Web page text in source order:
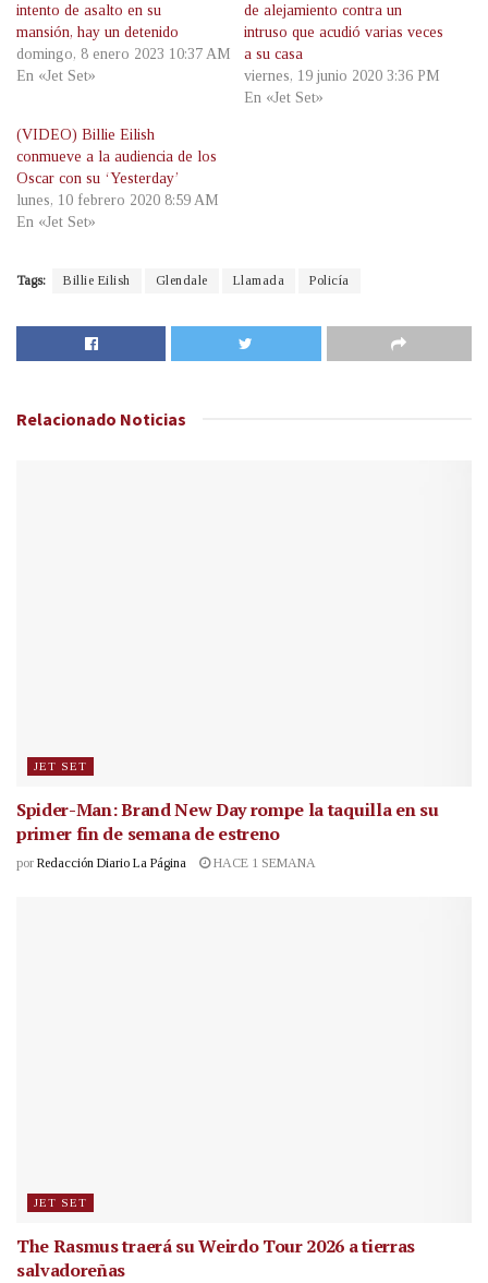
intento de asalto en su
mansión, hay un detenido
domingo, 8 enero 2023 10:37 AM
En «Jet Set»
de alejamiento contra un
intruso que acudió varias veces
a su casa
viernes, 19 junio 2020 3:36 PM
En «Jet Set»
(VIDEO) Billie Eilish
conmueve a la audiencia de los
Oscar con su ‘Yesterday’
lunes, 10 febrero 2020 8:59 AM
En «Jet Set»
Tags: Billie Eilish Glendale Llamada Policía
Relacionado Noticias
JET SET
Spider-Man: Brand New Day rompe la taquilla en su
primer fin de semana de estreno
por Redacción Diario La Página HACE 1 SEMANA
JET SET
The Rasmus traerá su Weirdo Tour 2026 a tierras
salvadoreñas